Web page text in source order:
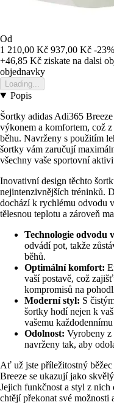
Od
1 210,00 Kč 937,00 Kč -23%
+46,85 Kč ziskate na dalsi
objednavky
Loading...
Popis
Šortky adidas Adi365
výkonem a komfortem, což
běhu. Navrženy s použitím
šortky vám zaručují
všechny vaše sportovní
Inovativní design těchto
nejintenzivnějších tréninků.
dochází k rychlému odvodu
tělesnou teplotu a zároveň
Technologie odvodu
odvádí pot, takže
běhů.
Optimální komfort:
vaší postavě, což
kompromisů na
Moderní styl: S
šortky hodí nejen k
vašemu
Odolnost: Vyrobeny z
navrženy tak, aby
Ať už jste příležitostný
Breeze se ukazují jako
Jejich funkčnost a styl z
chtějí překonat své možnosti